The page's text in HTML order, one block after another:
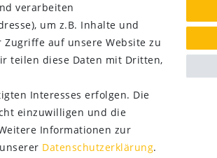
Lieferung nur 2,95 €
Rücksendung kostenfrei
14 Tage Rückgaberecht
verarbeiten
um z.B. Inhalte und
auf unsere Website zu
teilen diese Daten mit Dritten,
Interesses erfolgen. Die
einzuwilligen und die
Informationen zur
Daten­schutz­erklärung.